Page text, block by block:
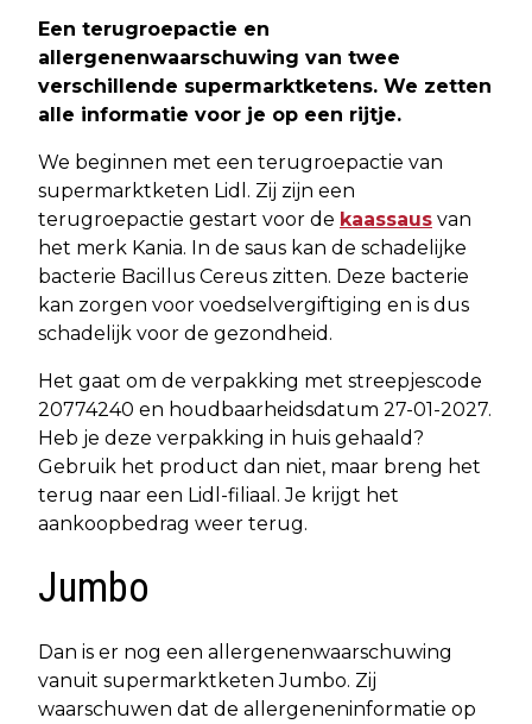
Een terugroepactie en
allergenenwaarschuwing van twee
verschillende supermarktketens. We zetten
alle informatie voor je op een rijtje.
We beginnen met een terugroepactie van
supermarktketen Lidl. Zij zijn een
terugroepactie gestart voor de kaassaus van
het merk Kania. In de saus kan de schadelijke
bacterie Bacillus Cereus zitten. Deze bacterie
kan zorgen voor voedselvergiftiging en is dus
schadelijk voor de gezondheid.
Het gaat om de verpakking met streepjescode
20774240 en houdbaarheidsdatum 27-01-2027.
Heb je deze verpakking in huis gehaald?
Gebruik het product dan niet, maar breng het
terug naar een Lidl-filiaal. Je krijgt het
aankoopbedrag weer terug.
Jumbo
Dan is er nog een allergenenwaarschuwing
vanuit supermarktketen Jumbo. Zij
waarschuwen dat de allergeneninformatie op